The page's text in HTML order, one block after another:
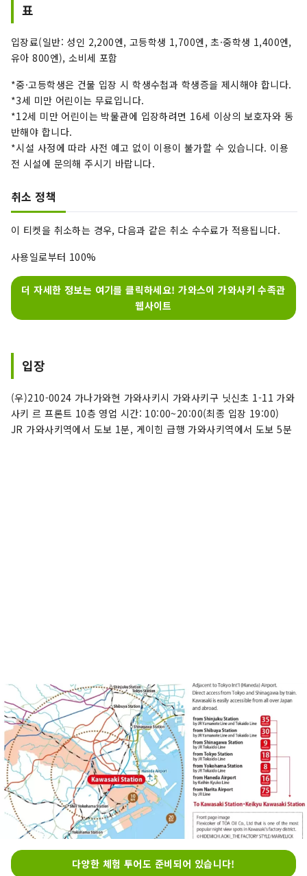
표
입장료(일반: 성인 2,200엔, 고등학생 1,700엔, 초·중학생 1,400엔,
유아 800엔), 소비세 포함
*중·고등학생은 건물 입장 시 학생수첩과 학생증을 제시해야 합니다.
*3세 미만 어린이는 무료입니다.
*12세 미만 어린이는 박물관에 입장하려면 16세 이상의 보호자와 동
반해야 합니다.
*시설 사정에 따라 사전 예고 없이 이용이 불가할 수 있습니다. 이용
전 시설에 문의해 주시기 바랍니다.
취소 정책
이 티켓을 취소하는 경우, 다음과 같은 취소 수수료가 적용됩니다.
사용일로부터 100%
더 자세한 정보는 여기를 클릭하세요! 가와스이 가와사키 수족관
웹사이트
입장
(우)210-0024 가나가와현 가와사키시 가와사키구 닛신초 1-11 가와
사키 르 프론트 10층 영업 시간: 10:00~20:00(최종 입장 19:00)
JR 가와사키역에서 도보 1분, 게이힌 급행 가와사키역에서 도보 5분
다양한 체험 투어도 준비되어 있습니다!